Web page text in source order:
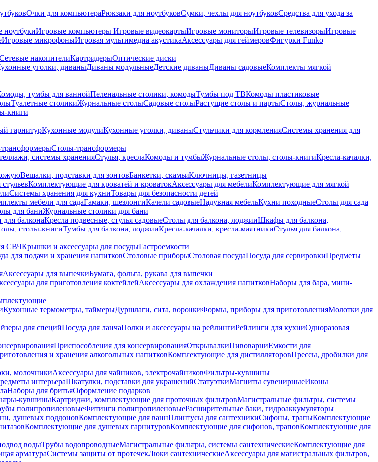
Очки для компьютераРюкзаки для ноутбуковСумки, чехлы для ноутбуковСредства для ухода за
ноутбукиИгровые компьютеры Игровые видеокартыИгровые мониторыИгровые телевизорыИгровые
Игровые микрофоныИгровая мультимедиа акустикаАксессуары для геймеровФигурки Funko
Сетевые накопителиКартридерыОптические диски
уголки, диваныДиваны модульныеДетские диваныДиваны садовыеКомплекты мягкой
тумбы для ваннойПеленальные столики, комодыТумбы под ТВКомоды пластиковые
Туалетные столикиЖурнальные столыСадовые столыРастущие столы и партыСтолы, журнальные
книги
гарнитурКухонные модулиКухонные уголки, диваныСтульчики для кормленияСистемы хранения для
трансформерыСтолы-трансформеры
системы храненияСтулья, креслаКомоды и тумбыЖурнальные столы, столы-книгиКресла-качалки,
Вешалки, подставки для зонтовБанкетки, скамьиКлючницы, газетницы
Комплектующие для кроватей и кроватокАксессуары для мебелиКомплектующие для мягкой
Системы хранения для кухниТовары для безопасности детей
мебели для садаГамаки, шезлонгиКачели садовыеНадувная мебельКухни походныеСтолы для сада
для баниЖурнальные столики для бани
балконаКресла подвесные, стулья садовыеСтолы для балкона, лоджииШкафы для балкона,
столы-книгиТумбы для балкона, лоджииКресла-качалки, кресла-маятникиСтулья для балкона,
СВЧКрышки и аксессуары для посудыГастроемкости
для подачи и хранения напитковСтоловые приборыСтоловая посудаПосуда для сервировкиПредметы
Аксессуары для выпечкиБумага, фольга, рукава для выпечки
для приготовления коктейлейАксессуары для охлаждения напитковНаборы для бара, мини-
Кухонные термометры, таймерыДуршлаги, сита, воронкиФормы, приборы для приготовленияМолотки для
для специйПосуда для ланчаПолки и аксессуары на рейлингиРейлинги для кухниОдноразовая
Приспособления для консервированияОткрывалкиПивоварниЕмкости для
и хранения алкогольных напитковКомплектующие для дистилляторовПрессы, дробилки для
молочникиАксессуары для чайников, электрочайниковФильтры-кувшины
интерьераШкатулки, подставки для украшенийСтатуэткиМагниты сувенирныеИконы
Наборы для бритьяОформление подарков
кувшиныКартриджи, комплектующие для проточных фильтровМагистральные фильтры, системы
полипропиленовыеФитинги полипропиленовыеРасширительные баки, гидроаккумуляторы
душевых поддоновКомплектующие для ваннПлинтусы для сантехникиСифоны, трапыКомплектующие
Комплектующие для душевых гарнитуровКомплектующие для сифонов, траповКомплектующие для
водыТрубы водопроводныеМагистральные фильтры, системы сантехническиеКомплектующие для
арматураСистемы защиты от протечекЛюки сантехническиеАксессуары для магистральных фильтров,